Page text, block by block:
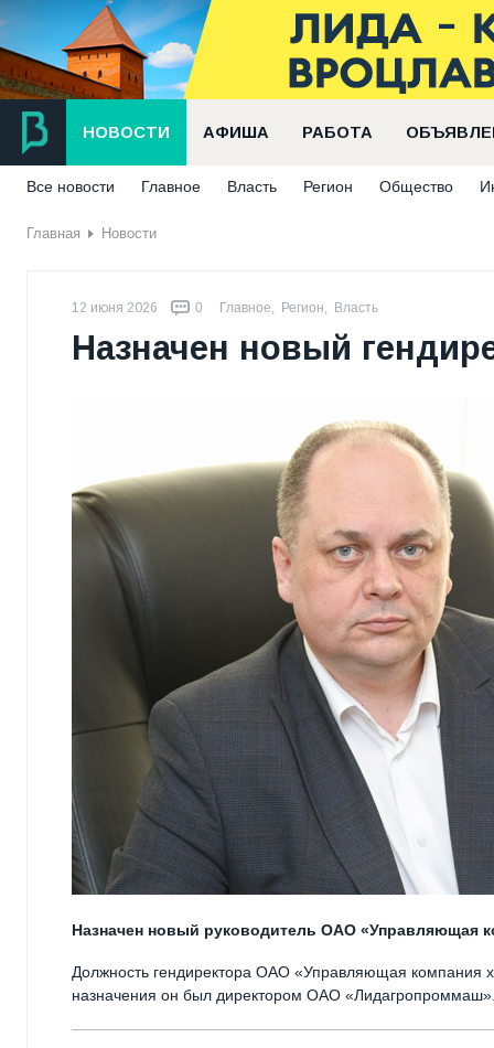
НОВОСТИ АФИША РАБОТА
Все новости Главное Власть Регион Общество
Главная Новости
12 июня 2026 0 Главное, Регион, Власть
Назначен новый
Назначен новый руководитель ОАО «Управляющая
Должность гендиректора ОАО «Управляющая компания
назначения он был директором ОАО